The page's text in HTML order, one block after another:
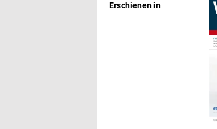
Erschienen in